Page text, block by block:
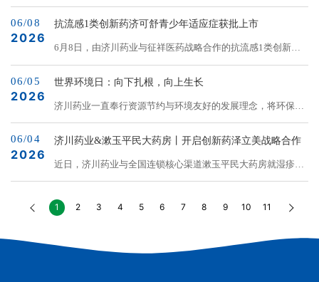
用抗炎治疗的空白。从“2岁+”到“3月龄+”，泽立美破局湿疹全
称“目录”）公示，济川药业产品敏菲乐盐酸非索非那定干混悬
剂成功入选，这一结果，充分肯定了产品的临床价值与应用前
景。该目录由江苏省工业和信息化厅、江苏省科学技术厅、江
理局五部门联合组织评选，聚焦2021年3月后获批、具备技术
通道，加速创新成果转化，最终惠及广大...
06/08
2026
抗流感1类创新药济可舒青少年适应症获批上市
6月8日，由济川药业与征祥医药战略合作的抗流感1类创新药
济可舒（通用名：玛硒洛沙韦片）青少年适应症获得国家药品
监督管理局正式批准上市，标志着这款抗流感创新药的适用人
舒”...
06/05
2026
世界环境日：向下扎根，向上生长
济川药业一直奉行资源节约与环境友好的发展理念，将环保管
理与安全生产、质量管理并列为企业“生命线”，将环保理念融
入每个工作环节，为每一粒药物注入可持续发展的基因。我们
06/04
2026
济川药业&漱玉平民大药房丨开启创新药泽立美战略合作
近日，济川药业与全国连锁核心渠道漱玉平民大药房就湿疹创
新药泽立美（本维莫德乳膏）达成战略合作。这款中美日三国
同步批准的非激素新药，为2岁及以上儿童与成人轻中度特应
性皮炎（湿疹）患者带来了全新治疗选择。湿疹治疗困局：激
发性、炎症性皮肤病，以剧烈瘙痒和皮肤干燥、红斑、渗出为
1 2 3 4 5 6 7 8 9 10 11